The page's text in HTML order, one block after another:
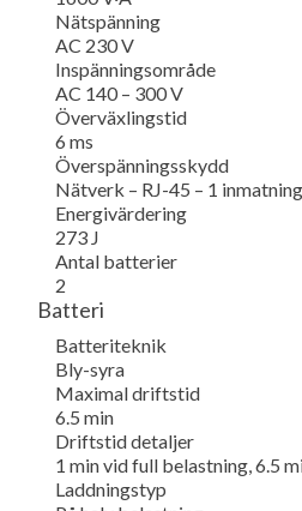
Nätspänning
AC 230 V
Inspänningsområde
AC 140 – 300 V
Överväxlingstid
6 ms
Överspänningsskydd
Nätverk – RJ-45 – 1
Energivärdering
273 J
Antal batterier
2
Batteri
Batteriteknik
Bly-syra
Maximal driftstid
6.5 min
Driftstid detaljer
1 min vid full belastning, 6.5
Laddningstyp